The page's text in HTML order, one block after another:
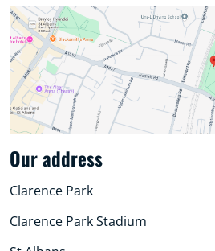
Our address
Clarence Park
Clarence Park Stadium